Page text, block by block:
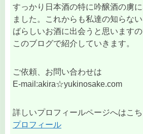
すっかり日本酒の特に吟醸酒の虜に
ました。これからも私達の知らな
ばらしいお酒に出会うと思いますの
このブログで紹介していきます。
ご依頼、お問い合わせは
E-mail:akira☆yukinosake.com
詳しいプロフィールページへはこち
プロフィール